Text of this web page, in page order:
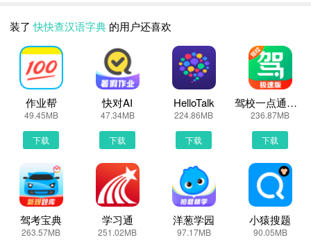
5、真人发音：常用字真人发音，当你小老师；
6、生字表：自动收录你所查的所有生字；可以按照所需分类收藏。
【快快查系列】产品包含：
古诗词典、汉语词典、成语词典、文言文、说文解字、康熙字典、外
研社规范字典、小学生字本、唐诗三百首、宋词三百首等
合作／反馈：1353223754@qq.com
快快查汉语字典更新说明：
1. 全面校对优化字典词库，修正少量词条释义、注释细节误差，补
装了 快快查汉语字典 的用户还喜欢
作业帮
49.45MB
下载
快对AI
47.34MB
下载
HelloTalk
224.86MB
下载
驾校一点通极速版
236.87MB
下载
驾考宝典
263.57MB
学习通
251.02MB
洋葱学园
97.17MB
小猿搜题
90.05MB